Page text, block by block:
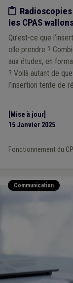
Etude/
les CPAS
Qu’est-ce que
elle prendre ?
aux études, en
? Voilà autant de
l’insertion tente de
[Mise à jour]
15 Janvier 2025
Fonctionnement du
Communication